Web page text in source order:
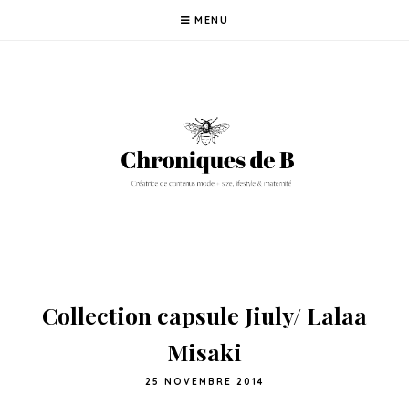
MENU
Collection capsule Jiuly/ Lalaa
25 NOVEMBRE 2014